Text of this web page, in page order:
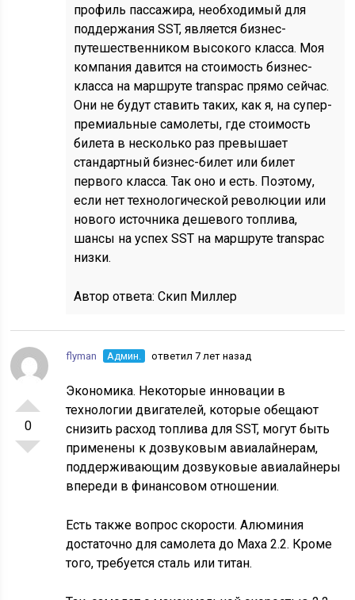
профиль пассажира, необходимый для
поддержания SST, является бизнес-
путешественником высокого класса. Моя
компания давится на стоимость бизнес-
класса на маршруте transpac прямо сейчас.
Они не будут ставить таких, как я, на супер-
премиальные самолеты, где стоимость
билета в несколько раз превышает
стандартный бизнес-билет или билет
первого класса. Так оно и есть. Поэтому,
если нет технологической революции или
нового источника дешевого топлива,
шансы на успех SST на маршруте transpac
низки.
Автор ответа:Скип Миллер
0
flyman Админ. ответил 7 лет назад
Экономика. Некоторые инновации в
технологии двигателей, которые обещают
снизить расход топлива для SST, могут быть
применены к дозвуковым авиалайнерам,
поддерживающим дозвуковые авиалайнеры
впереди в финансовом отношении.
Есть также вопрос скорости. Алюминия
достаточно для самолета до Маха 2.2. Кроме
того, требуется сталь или титан.